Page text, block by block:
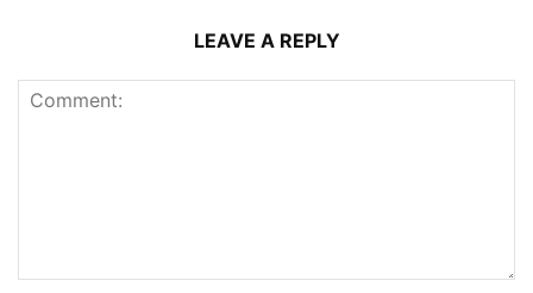
LEAVE A REPLY